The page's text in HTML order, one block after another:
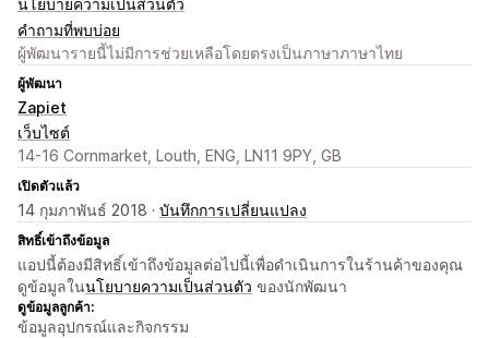
นโยบายความเป็นส่วนตัว
คำถามที่พบบ่อย
ผู้พัฒนารายนี้ไม่มีการช่วยเหลือโดยตรงเป็นภาษาภาษาไทย
ผู้พัฒนา
Zapiet
เว็บไซต์
14-16 Cornmarket, Louth, ENG, LN11 9PY, GB
เปิดตัวแล้ว
14 กุมภาพันธ์ 2018 · บันทึกการเปลี่ยนแปลง
สิทธิ์เข้าถึงข้อมูล
แอปนี้ต้องมีสิทธิ์เข้าถึงข้อมูลต่อไปนี้เพื่อดำเนินการในร้านค้าของคุณ
ดูข้อมูลในนโยบายความเป็นส่วนตัว ของนักพัฒนา
ดูข้อมูลลูกค้า:
ข้อมูลอุปกรณ์และกิจกรรม